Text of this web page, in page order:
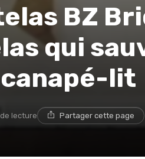
BZ
qui
lit
de lecture Partager cette page